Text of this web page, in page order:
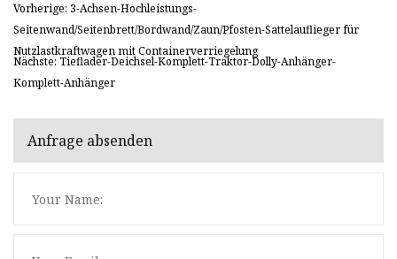
Vorherige: 3-Achsen-Hochleistungs-
Seitenwand/Seitenbrett/Bordwand/Zaun/Pfosten-Sattelauflieger für
Nutzlastkraftwagen mit Containerverriegelung
Nächste: Tieflader-Deichsel-Komplett-Traktor-Dolly-Anhänger-
Komplett-Anhänger
Anfrage absenden